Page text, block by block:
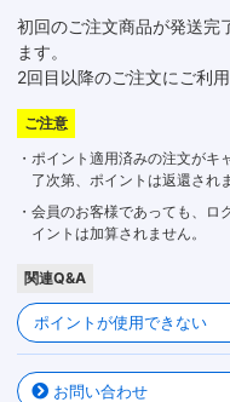
初回のご注文商品が発送完
ます。
2回目以降のご注文にご利用
ご注意
・ポイント適用済みの注文が
了次第、ポイントは返還され
・会員のお客様であっても、
イントは加算されません。
関連Q&A
ポイントが使用できない
お問い合わせ